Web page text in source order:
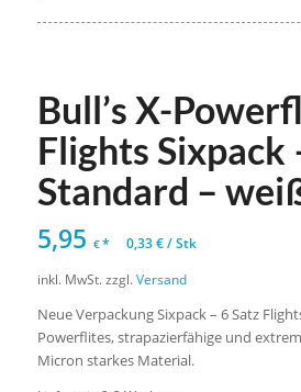
Bull’s X-
Flights Sixpack
Standard –
5,95 €* 0,33€/Stk
inkl. MwSt. zzgl. Versand
Neue Verpackung Sixpack – 6 Satz
Powerflites, strapazierfähige und
Micron starkes Material.